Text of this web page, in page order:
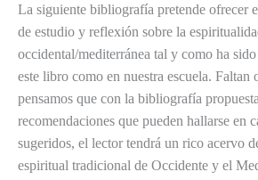
La siguiente bibliografía pretende ofrecer
de estudio y reflexión sobre la
occidental/mediterránea tal y como ha
este libro como en nuestra escuela. Faltan
pensamos que con la bibliografía
recomendaciones que pueden hallarse en
sugeridos, el lector tendrá un rico acervo
espiritual tradicional de Occidente y el